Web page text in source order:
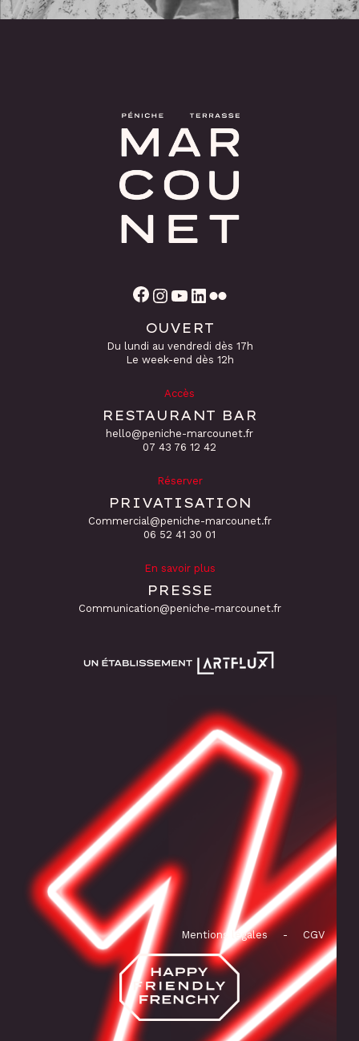
Facebook Instagram YouTube
OUVERT
Du lundi au vendredi dès 17h
Le week-end dès 12h
Accès
RESTAURANT BAR
hello@peniche-marcounet.fr
‭07 43 76 12 42
Réserver
PRIVATISATION
Commercial@peniche-marcounet.fr
06 52 41 30 01
En savoir plus
PRESSE
Communication@peniche-marcounet.fr
Mentions légales - CGV